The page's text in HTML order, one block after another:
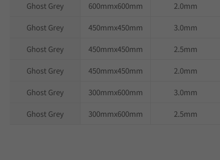
Ghost Grey 600mmx600mm 2.0mm
Ghost Grey 450mmx450mm 3.0mm
Ghost Grey 450mmx450mm 2.5mm
Ghost Grey 450mmx450mm 2.0mm
Ghost Grey 300mmx600mm 3.0mm
Ghost Grey 300mmx600mm 2.5mm